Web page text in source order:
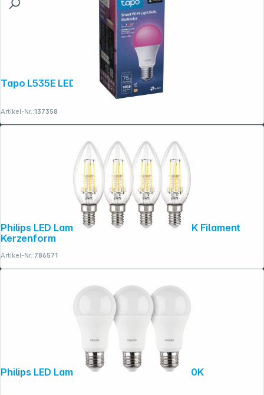
Tapo L535E LED Lampe
Artikel-Nr.:137358
Philips LED Lampe E14 4er Set 40W 2700K Filament
Kerzenform
Artikel-Nr.:786571
Philips LED Lampe E27 3er Set 100W 4000K